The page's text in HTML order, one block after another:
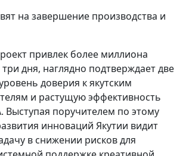
на завершение производства и
привлек более миллиона
три дня, наглядно подтверждает две
доверия к якутским
и растущую эффективность
поручителем по этому
инноваций Якутии видит
в снижении рисков для